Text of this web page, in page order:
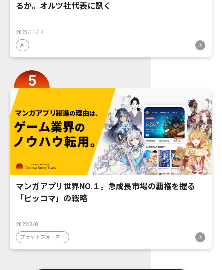
るか。オルツ社代表に訊く
2023/11/14
AI
マンガアプリ世界NO.１。急成長市場の覇権を握る
「ピッコマ」の戦略
2022/3/8
プラットフォーマー